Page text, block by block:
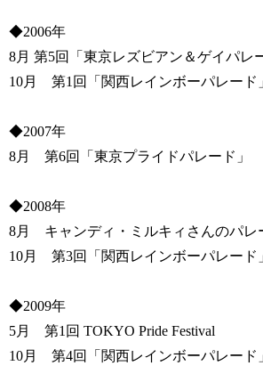
◆2006年
8月 第5回「東京レズビアン＆ゲイパレ
10月 第1回「関西レインボーパレード
◆2007年
8月 第6回「東京プライドパレード」
◆2008年
8月 キャンディ・ミルキィさんのパ
10月 第3回「関西レインボーパレード
◆2009年
5月 第1回 TOKYO Pride Festival
10月 第4回「関西レインボーパレード